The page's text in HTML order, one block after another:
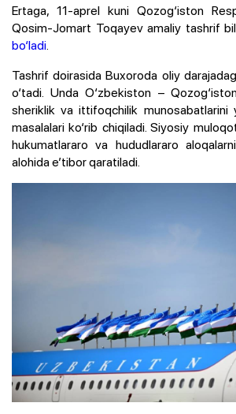
Ertaga, 11-aprel kuni Qozog‘iston
Qosim-Jomart Toqayev amaliy tashrif
bo‘ladi.
Tashrif doirasida Buxoroda oliy
o‘tadi. Unda O‘zbekiston –
sheriklik va ittifoqchilik munosabatlarini
masalalari ko‘rib chiqiladi. Siyosiy
hukumatlararo va hududlararo
alohida e’tibor qaratiladi.